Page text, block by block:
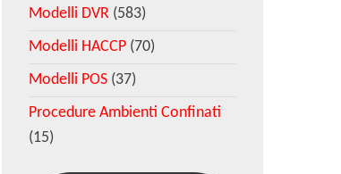
Modelli DVR (583)
Modelli HACCP (70)
Modelli POS (37)
Procedure Ambienti Confinati
(15)